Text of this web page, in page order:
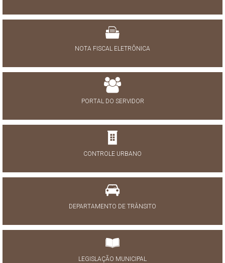
NOTA FISCAL ELETRÔNICA
PORTAL DO SERVIDOR
CONTROLE URBANO
DEPARTAMENTO DE TRÂNSITO
LEGISLAÇÃO MUNICIPAL